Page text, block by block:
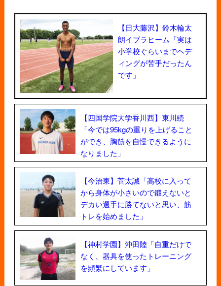
【日大藤沢】鈴木輪太
朗イブラヒーム「実は
小学校ぐらいまでヘデ
ィングが苦手だったん
です」
【四国学院大学香川西】東川続
「今では95kgの重りを上げること
ができ、胸筋を自慢できるように
なりました」
【今治東】菅太誠「高校に入って
から身体が小さいので鍛えないと
デカい選手に勝てないと思い、筋
トレを始めました」
【神村学園】沖田陸「自重だけで
なく、器具を使ったトレーニング
を頻繁にしています」